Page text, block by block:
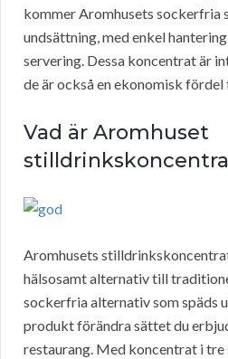
kommer Aromhusets
undsättning, med enkel
servering. Dessa koncentrat är
de är också en ekonomisk
Vad är Aromhuset
Aromhusets
hälsosamt alternativ till
sockerfria alternativ som späds
produkt förändra sättet du
restaurang. Med koncentrat i